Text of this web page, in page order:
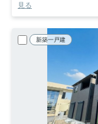
見る
新築一戸建